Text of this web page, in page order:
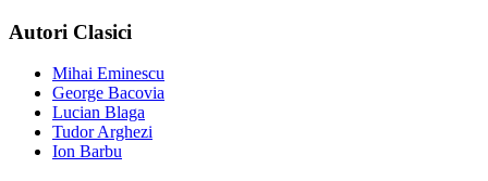
Autori Clasici
Mihai Eminescu
George Bacovia
Lucian Blaga
Tudor Arghezi
Ion Barbu